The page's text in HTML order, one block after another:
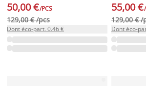
50,00 €/PCS
129,00 € /pcs
Dont éco-part. 0.46 €
55,00 €
129,00 € /
Dont éco-